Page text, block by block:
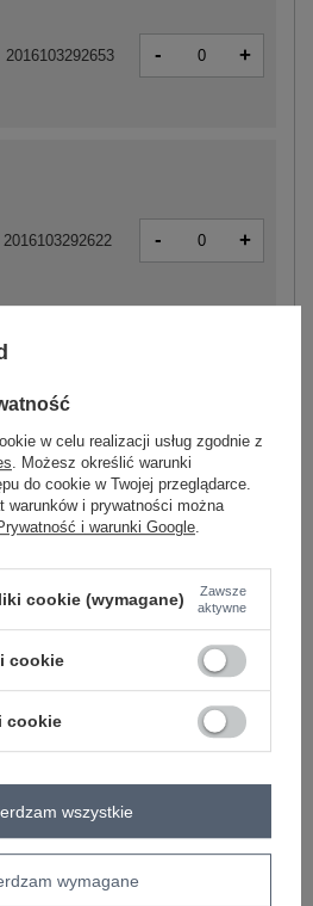
2016103292653 - +
2016103292622 - +
2016103292578 -
I ZOBACZ CENĘ
10% elastan
w 30°C
w celu realizacji usług zgodnie z
. Możesz określić warunki
do cookie w Twojej przeglądarce.
warunków i prywatności można
i warunki Google.
cookie (wymagane)
Zawsze
aktywne
cookie
cookie
wymagane
wszystkie